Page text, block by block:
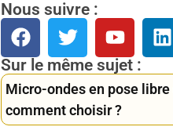
Nous suivre :
Sur le même sujet :
Micro-ondes en pose
comment choisir ?